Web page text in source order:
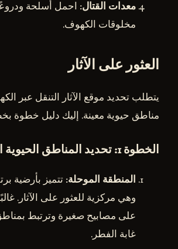
معدات القتال: احمل أسلحة
مخلوقات الكهوف.
العثور على الآثار
يتطلب تحديد موقع الآثار التنقل عبر
مناطق حيوية معينة. إليك دليل خطوة
الخطوة 1: تحديد المناطق الحيوية الرئيسية
المنطقة الموحلة: تتميز بأرضية
وهي مركزية للعثور على الآثار.
على مصابيح صغيرة وترتبط
غابة الفطر.